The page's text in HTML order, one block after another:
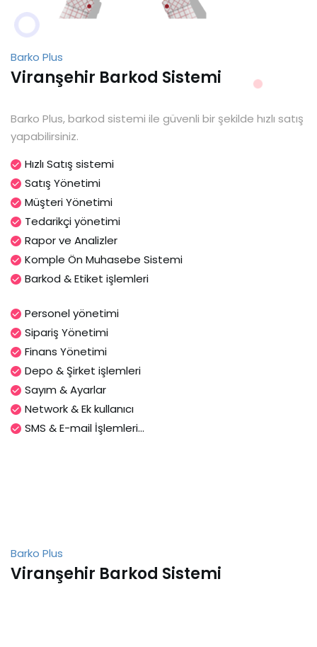
Barko Plus
Viranşehir Barkod Sistemi
Barko Plus, barkod sistemi ile güvenli bir şekilde hızlı satış
yapabilirsiniz.
Hızlı Satış sistemi
Satış Yönetimi
Müşteri Yönetimi
Tedarikçi yönetimi
Rapor ve Analizler
Komple Ön Muhasebe Sistemi
Barkod & Etiket işlemleri
Personel yönetimi
Sipariş Yönetimi
Finans Yönetimi
Depo & Şirket işlemleri
Sayım & Ayarlar
Network & Ek kullanıcı
SMS & E-mail İşlemleri...
Barko Plus
Viranşehir Barkod Sistemi